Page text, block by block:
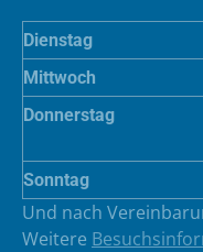
Dienstag
Mittwoch
Donnerstag
Sonntag
Und nach
Weitere